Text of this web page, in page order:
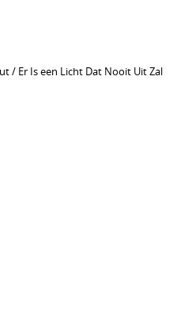
/ Er Is een Licht Dat Nooit Uit Zal